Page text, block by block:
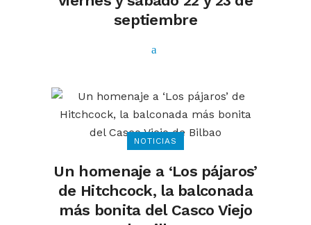
septiembre
NOTICIAS
Un homenaje a ‘Los pájaros’
de Hitchcock, la balconada
más bonita del Casco Viejo